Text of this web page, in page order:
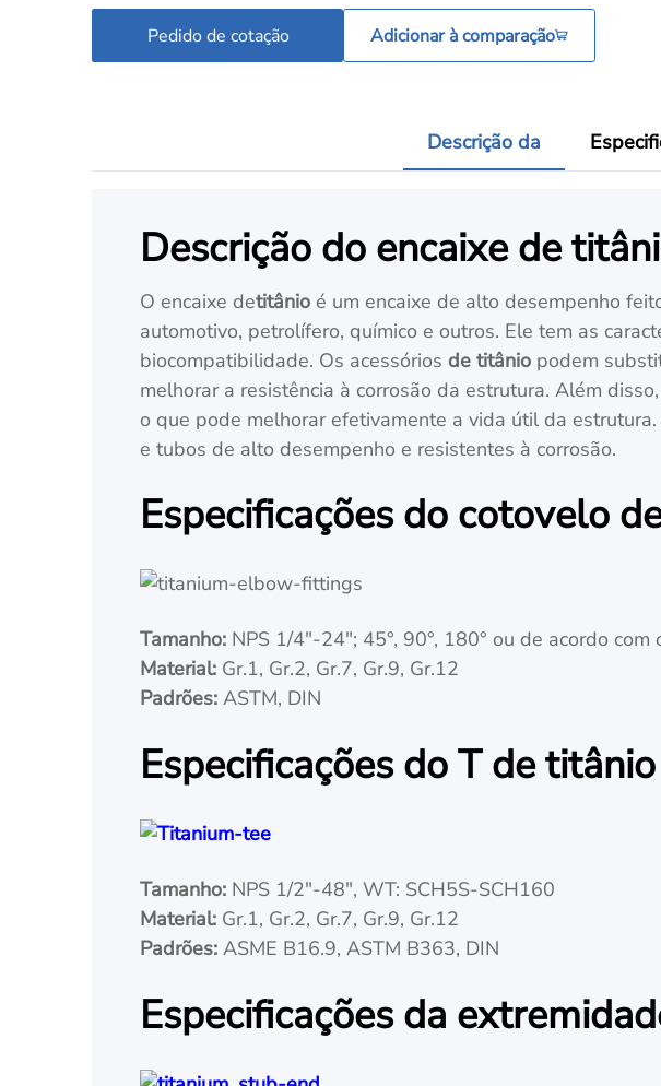
Pedido de cotação Adicionar à comparação
Descrição da
Descrição do encaixe de
O encaixe detitânio é um encaixe de alto desempenho
automotivo, petrolífero, químico e outros. Ele tem as
biocompatibilidade. Os acessórios de titânio podem
melhorar a resistência à corrosão da estrutura. Além
o que pode melhorar efetivamente a vida útil da
e tubos de alto desempenho e resistentes à corrosão.
Especificações do cotovelo
Tamanho: NPS 1/4"-24"; 45°, 90°, 180° ou de acordo
Material: Gr.1, Gr.2, Gr.7, Gr.9, Gr.12
Padrões: ASTM, DIN
Especificações do T de titânio
Tamanho: NPS 1/2"-48", WT: SCH5S-SCH160
Material: Gr.1, Gr.2, Gr.7, Gr.9, Gr.12
Padrões: ASME B16.9, ASTM B363, DIN
Especificações da